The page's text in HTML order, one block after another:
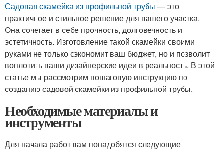
Садовая скамейка из профильной трубы — это
практичное и стильное решение для вашего участка.
Она сочетает в себе прочность, долговечность и
эстетичность. Изготовление такой скамейки своими
руками не только сэкономит ваш бюджет, но и позволит
воплотить ваши дизайнерские идеи в реальность. В этой
статье мы рассмотрим пошаговую инструкцию по
созданию садовой скамейки из профильной трубы.
Необходимые материалы и
инструменты
Для начала работ вам понадобятся следующие